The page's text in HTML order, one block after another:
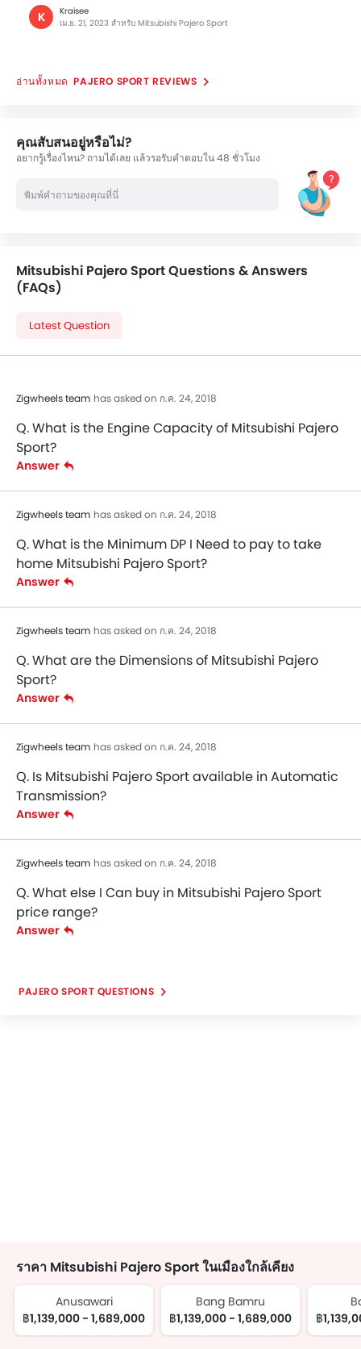
K
Kraisee
เม.ย. 21, 2023 สำหรับ Mitsubishi Pajero Sport
PAJERO SPORT REVIEWS
คุณสับสนอยู่หรือไม่?
อยากรู้เรื่องไหน? ถามได้เลย แล้วรอรับคำตอบใน 48 ชั่วโมง
Mitsubishi Pajero Sport Questions & Answers
(FAQs)
Latest Question
Zigwheels team has asked on ก.ค. 24, 2018
Q. What is the Engine Capacity of Mitsubishi Pajero
Sport?
Answer
Zigwheels team has asked on ก.ค. 24, 2018
Q. What is the Minimum DP I Need to pay to take
home Mitsubishi Pajero Sport?
Answer
Zigwheels team has asked on ก.ค. 24, 2018
Q. What are the Dimensions of Mitsubishi Pajero
Sport?
Answer
Zigwheels team has asked on ก.ค. 24, 2018
Q. Is Mitsubishi Pajero Sport available in Automatic
Transmission?
Answer
Zigwheels team has asked on ก.ค. 24, 2018
Q. What else I Can buy in Mitsubishi Pajero Sport
price range?
Answer
PAJERO SPORT QUESTIONS
ราคา Mitsubishi Pajero Sport ในเมืองใกล้เคียง
Anusawari
฿1,139,000 - 1,689,000
Bang Bamru
฿1,139,000 - 1,689,000
฿